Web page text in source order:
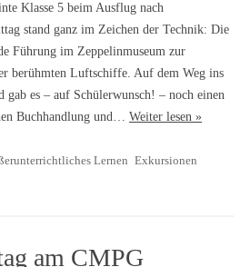
Klasse 5 beim Ausflug nach
stand ganz im Zeichen der Technik: Die
Führung im Zeppelinmuseum zur
berühmten Luftschiffe. Auf dem Weg ins
gab es – auf Schülerwunsch! – noch einen
Buchhandlung und… Weiter lesen »
Lernen Exkursionen
am CMPG